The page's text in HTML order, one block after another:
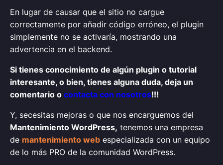
En lugar de causar que el sitio no cargue
correctamente por añadir código erróneo, el plugin
simplemente no se activaría, mostrando una
advertencia en el backend.
Si tienes conocimiento de algún plugin o tutorial
interesante, o bien, tienes alguna duda, deja un
comentario o contacta con nosotros!!!
Y, secesitas mejoras o que nos encarguemos del
Mantenimiento WordPress, tenemos una empresa
de mantenimiento web especializada con un equipo
de lo más PRO de la comunidad WordPress.